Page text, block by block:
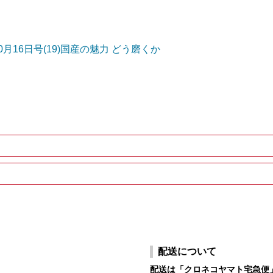
16日号(19)国産の魅力 どう磨くか
配送について
配送は「クロネコヤマト宅急便